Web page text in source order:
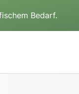
Bedarf.